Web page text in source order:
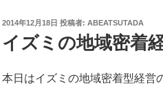
投
日:
2014年12月18日 投稿者: ABEATSUTADA
イズミの地域密着
本日はイズミの地域密着型経営